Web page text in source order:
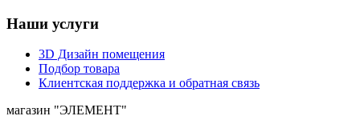
Наши услуги
3D Дизайн помещения
Подбор товара
Клиентская поддержка и обратная связь
магазин "ЭЛЕМЕНТ"